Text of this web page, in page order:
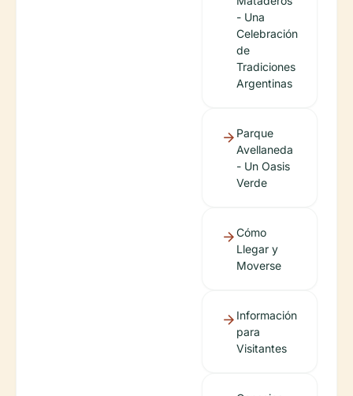
- Una
Celebración
de
Tradiciones
Argentinas
Parque
Avellaneda
- Un Oasis
Verde
Cómo
Llegar y
Moverse
Información
para
Visitantes